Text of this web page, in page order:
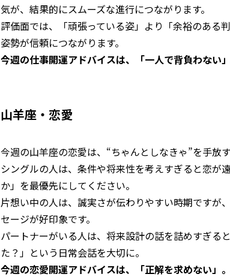
気が、結果的にスムーズな進行につながります。
評価面では、「頑張っている姿」より「余裕のある
姿勢が信頼につながります。
今週の仕事開運アドバイスは、「一人で背負わない
山羊座・恋愛
今週の山羊座の恋愛は、“ちゃんとしなきゃ”を手放
シングルの人は、条件や将来性を考えすぎると恋が
か」を最優先にしてください。
片想い中の人は、誠実さが伝わりやすい時期ですが
セージが好印象です。
パートナーがいる人は、将来設計の話を詰めすぎる
た？」という日常会話を大切に。
今週の恋愛開運アドバイスは、「正解を求めない」